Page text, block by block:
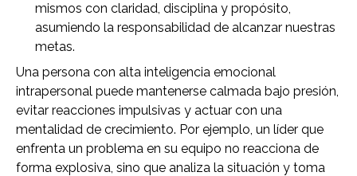
mismos con claridad, disciplina y propósito,
asumiendo la responsabilidad de alcanzar nuestras
metas.
Una persona con alta inteligencia emocional
intrapersonal puede mantenerse calmada bajo presión,
evitar reacciones impulsivas y actuar con una
mentalidad de crecimiento. Por ejemplo, un líder que
enfrenta un problema en su equipo no reacciona de
forma explosiva, sino que analiza la situación y toma